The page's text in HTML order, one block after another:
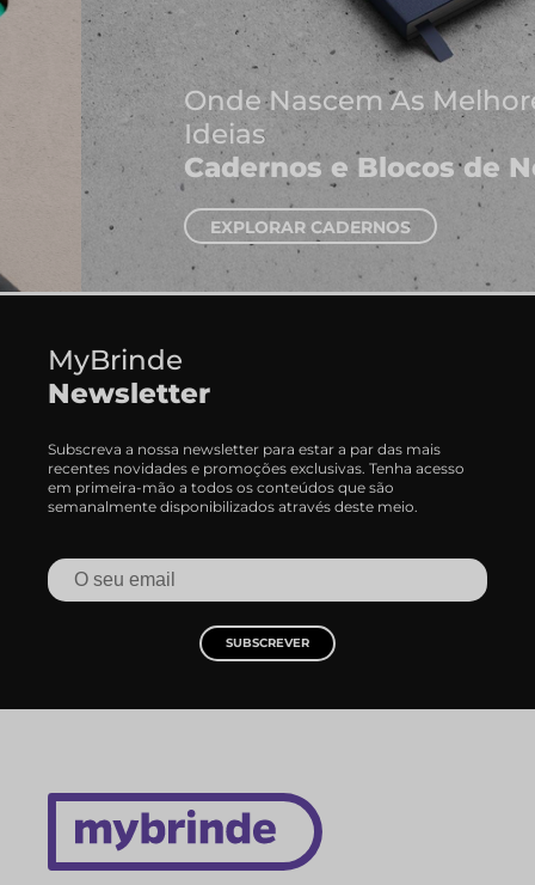
Onde Nascem As Melhores
Ideias
Cadernos e Blocos de Notas
EXPLORAR CADERNOS
MyBrinde
Newsletter
Subscreva a nossa newsletter para estar a par das mais
recentes novidades e promoções exclusivas. Tenha acesso
em primeira-mão a todos os conteúdos que são
semanalmente disponibilizados através deste meio.
SUBSCREVER